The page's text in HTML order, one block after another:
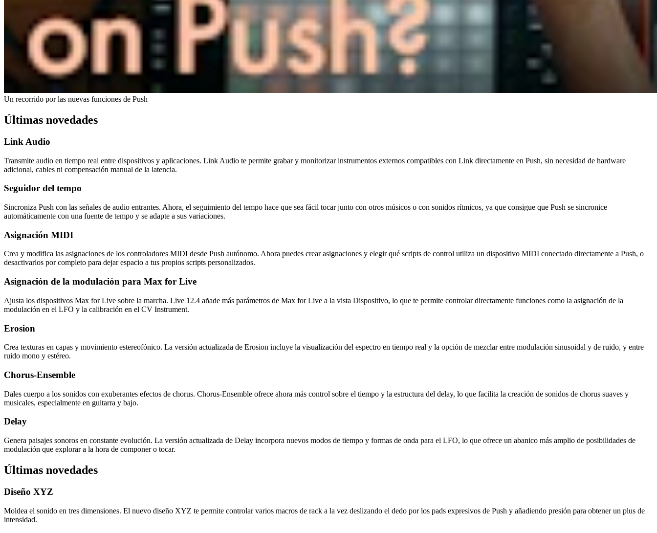
Un recorrido por las nuevas funciones de Push
Últimas novedades
Link Audio
Transmite audio en tiempo real entre dispositivos y aplicaciones. Link Audio te permite grabar y monitorizar instrumentos externos compatibles con Link directamente en Push, sin necesidad de hardware
adicional, cables ni compensación manual de la latencia.
Seguidor del tempo
Sincroniza Push con las señales de audio entrantes. Ahora, el seguimiento del tempo hace que sea fácil tocar junto con otros músicos o con sonidos rítmicos, ya que consigue que Push se sincronice
automáticamente con una fuente de tempo y se adapte a sus variaciones.
Asignación MIDI
Crea y modifica las asignaciones de los controladores MIDI desde Push autónomo. Ahora puedes crear asignaciones y elegir qué scripts de control utiliza un dispositivo MIDI conectado directamente a Push, o
desactivarlos por completo para dejar espacio a tus propios scripts personalizados.
Asignación de la modulación para Max for Live
Ajusta los dispositivos Max for Live sobre la marcha. Live 12.4 añade más parámetros de Max for Live a la vista Dispositivo, lo que te permite controlar directamente funciones como la asignación de la
modulación en el LFO y la calibración en el CV Instrument.
Erosion
Crea texturas en capas y movimiento estereofónico. La versión actualizada de Erosion incluye la visualización del espectro en tiempo real y la opción de mezclar entre modulación sinusoidal y de ruido, y entre
ruido mono y estéreo.
Chorus-Ensemble
Dales cuerpo a los sonidos con exuberantes efectos de chorus. Chorus-Ensemble ofrece ahora más control sobre el tiempo y la estructura del delay, lo que facilita la creación de sonidos de chorus suaves y
musicales, especialmente en guitarra y bajo.
Delay
Genera paisajes sonoros en constante evolución. La versión actualizada de Delay incorpora nuevos modos de tiempo y formas de onda para el LFO, lo que ofrece un abanico más amplio de posibilidades de
modulación que explorar a la hora de componer o tocar.
Últimas novedades
Diseño XYZ
Moldea el sonido en tres dimensiones. El nuevo diseño XYZ te permite controlar varios macros de rack a la vez deslizando el dedo por los pads expresivos de Push y añadiendo presión para obtener un plus de
intensidad.